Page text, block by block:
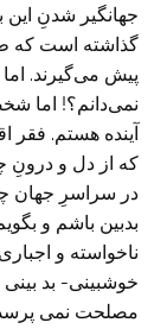
جهانگیر شدنِ این
گذاشته است که
پیش می‌گیرند. اما
نمی‌دانم؟! اما
آینده هستم. فقر
که از دل و درونِ
در سراسرِ جهان
بدبین باشم و
ناخواسته و
خوشبینی- بد
مصلحت نمی پرسد.